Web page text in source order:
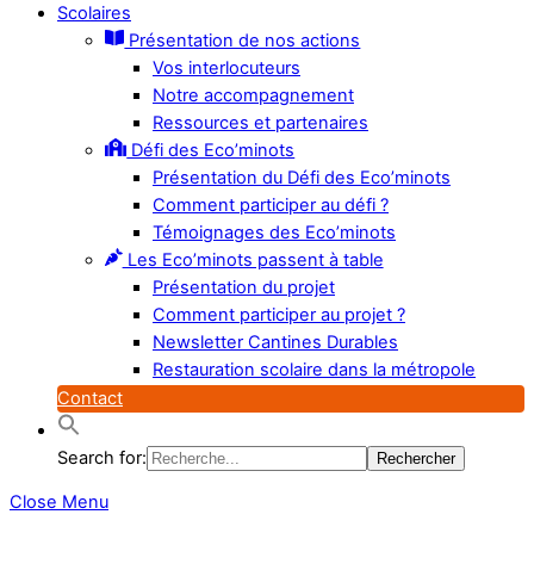
Scolaires
Présentation de nos actions
Vos interlocuteurs
Notre accompagnement
Ressources et partenaires
Défi des Eco’minots
Présentation du Défi des Eco’minots
Comment participer au défi ?
Témoignages des Eco’minots
Les Eco’minots passent à table
Présentation du projet
Comment participer au projet ?
Newsletter Cantines Durables
Restauration scolaire dans la métropole
Contact
Search for:
Close Menu